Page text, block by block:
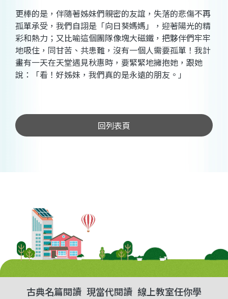
更棒的是，伴隨著姊妹們親密的友誼，失落的悲傷不再
孤單承受，我們自詡是「向日葵媽媽」，迎著陽光的精
彩和熱力；又比喻這個團隊像塊大磁鐵，把夥伴們牢牢
地吸住，同甘苦、共患難，沒有一個人需要孤單！我計
畫有一天在天堂遇見秋惠時，要緊緊地擁抱她，跟她
說：「看！好姊妹，我們真的是永遠的朋友。」
回列表頁
古典名篇閱讀 現當代閱讀 線上教室任你學